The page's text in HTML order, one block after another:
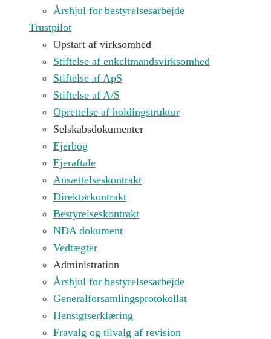
Årshjul for bestyrelsesarbejde
Trustpilot
Opstart af virksomhed
Stiftelse af enkeltmandsvirksomhed
Stiftelse af ApS
Stiftelse af A/S
Oprettelse af holdingstruktur
Selskabsdokumenter
Ejerbog
Ejeraftale
Ansættelseskontrakt
Direktørkontrakt
Bestyrelseskontrakt
NDA dokument
Vedtægter
Administration
Årshjul for bestyrelsesarbejde
Generalforsamlingsprotokollat
Hensigtserklæring
Fravalg og tilvalg af revision